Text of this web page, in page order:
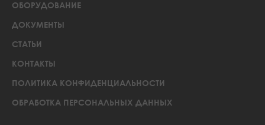
ОБОРУДОВАНИЕ
ДОКУМЕНТЫ
СТАТЬИ
КОНТАКТЫ
ПОЛИТИКА КОНФИДЕНЦИАЛЬНОСТИ
ОБРАБОТКА ПЕРСОНАЛЬНЫХ ДАННЫХ